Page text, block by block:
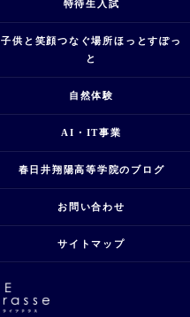
特待生入試
子供と笑顔つなぐ場所ほっとすぽっ
と
自然体験
AI・IT事業
春日井翔陽高等学院のブログ
お問い合わせ
サイトマップ